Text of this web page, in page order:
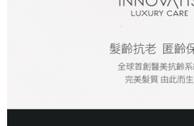
每筆NT$120，滿NT$2,000(含以上)免運費